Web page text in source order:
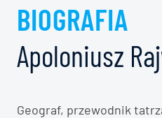
BIOGRAFIA
Apoloniusz
Geograf, przewodnik